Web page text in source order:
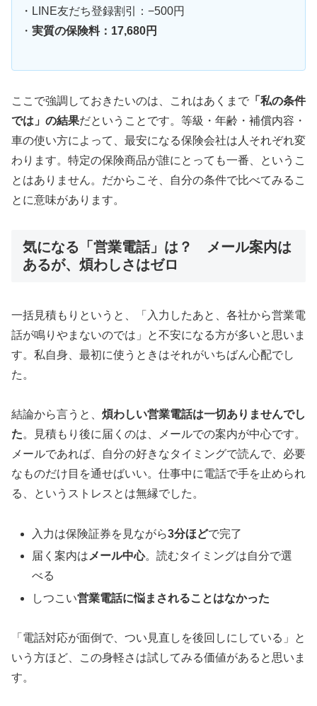
・LINE友だち登録割引：−500円
・ 実質の保険料：17,680円
ここで強調しておきたいのは、これはあくまで 「私の条件
では」の結果だということです。等級・年齢・補償内容・
車の使い方によって、最安になる保険会社は人それぞれ変
わります。特定の保険商品が誰にとっても一番、というこ
とはありません。だからこそ、自分の条件で比べてみるこ
とに意味があります。
気になる「営業電話」は？ メール案内は
あるが、煩わしさはゼロ
一括見積もりというと、「入力したあと、各社から営業電
話が鳴りやまないのでは」と不安になる方が多いと思いま
す。私自身、最初に使うときはそれがいちばん心配でし
た。
結論から言うと、 煩わしい営業電話は一切ありませんでし
た。見積もり後に届くのは、メールでの案内が中心です。
メールであれば、自分の好きなタイミングで読んで、必要
なものだけ目を通せばいい。仕事中に電話で手を止められ
る、というストレスとは無縁でした。
入力は保険証券を見ながら3分ほどで完了
届く案内はメール中心。読むタイミングは自分で選
べる
しつこい営業電話に悩まされることはなかった
「電話対応が面倒で、つい見直しを後回しにしている」と
いう方ほど、この身軽さは試してみる価値があると思いま
す。